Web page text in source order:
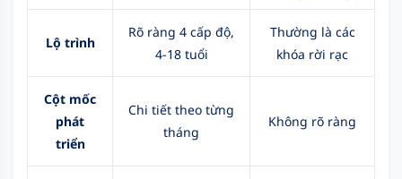
Lộ trình
Rõ ràng 4 cấp độ,
4-18 tuổi
Thường là các
khóa rời rạc
Cột mốc
phát
triển
Chi tiết theo từng
tháng
Không rõ ràng